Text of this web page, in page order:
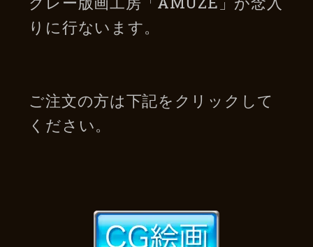
りに行ないます。
ご注文の方は下記をクリックして
ください。